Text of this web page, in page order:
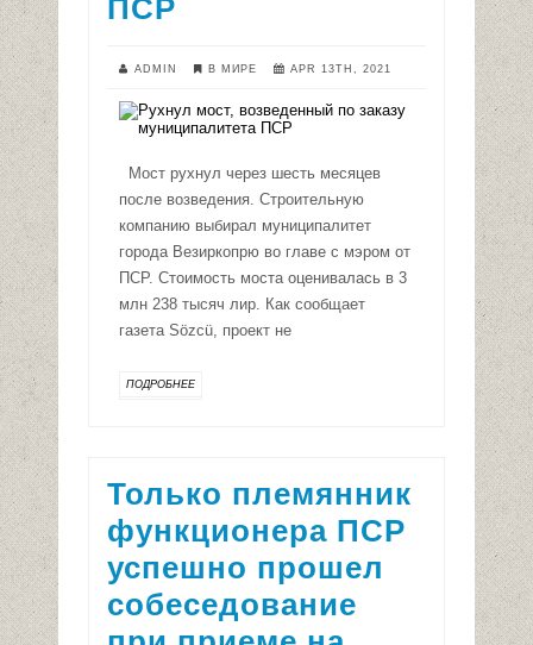
ПСР
ADMIN В МИРЕ APR 13TH, 2021
Мост рухнул через шесть месяцев
после возведения. Строительную
компанию выбирал муниципалитет
города Везиркопрю во главе с мэром от
ПСР. Стоимость моста оценивалась в 3
млн 238 тысяч лир. Как сообщает
газета Sözcü, проект не
ПОДРОБНЕЕ
Только племянник
функционера ПСР
успешно прошел
собеседование